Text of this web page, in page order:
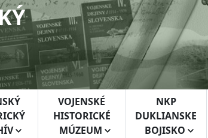
VOJENSKÉ
HISTORICKÉ
MÚZEUM
NKP
DUKLIANSKE
BOJISKO